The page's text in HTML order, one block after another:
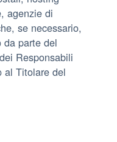
agenzie di
se necessario,
da parte del
Responsabili
al Titolare del